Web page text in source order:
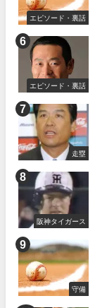
エピソード・裏話
エピソード・裏話
走塁
阪神タイガース
守備